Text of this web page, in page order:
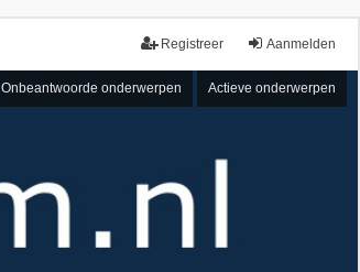
Aanmelden
Registreer
Onbeantwoorde onderwerpen Actieve onderwerpen